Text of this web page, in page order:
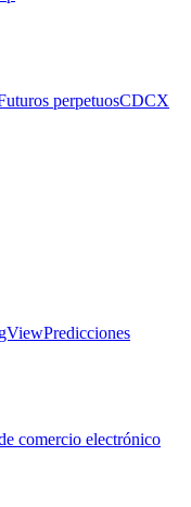
perpetuosCDCX
Predicciones
comercio electrónico